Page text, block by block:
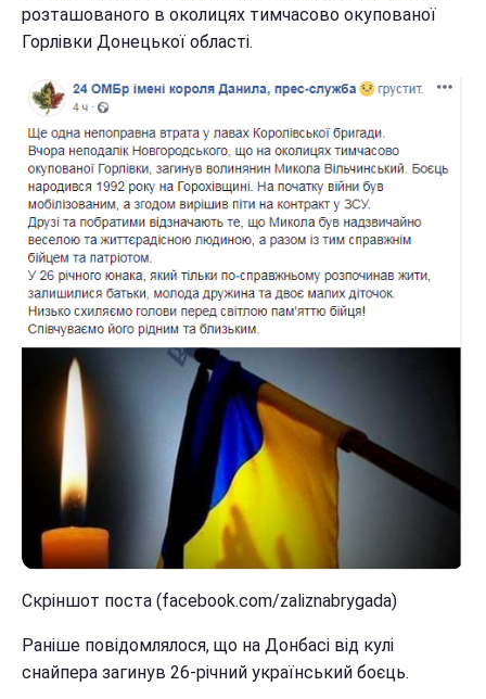
розташованого в околицях тимчасово окупованої
Горлівки Донецької області.
Скріншот поста (facebook.com/zaliznabrygada)
Раніше повідомлялося, що на Донбасі від кулі
снайпера загинув 26-річний український боєць.